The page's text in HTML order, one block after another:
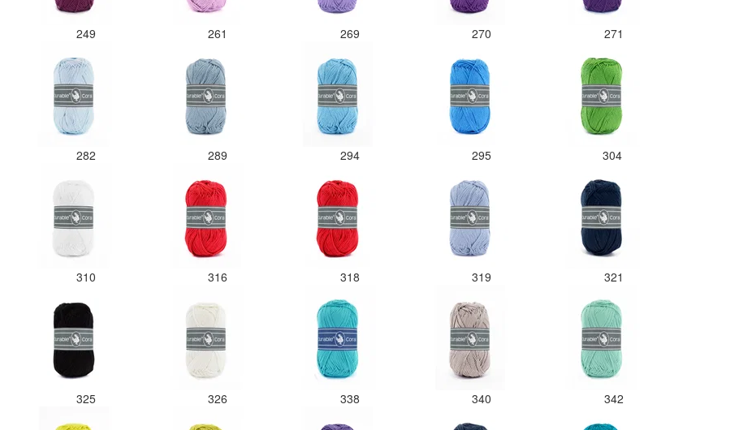
249 261 269 270 271
282 289 294 295 304
310 316 318 319 321
325 326 338 340 342